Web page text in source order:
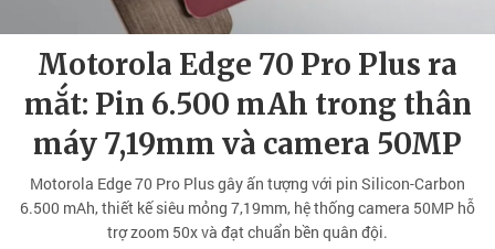
Motorola Edge 70 Pro Plus ra
mắt: Pin 6.500 mAh trong thân
máy 7,19mm và camera 50MP
Motorola Edge 70 Pro Plus gây ấn tượng với pin Silicon-Carbon
6.500 mAh, thiết kế siêu mỏng 7,19mm, hệ thống camera 50MP hỗ
trợ zoom 50x và đạt chuẩn bền quân đội.